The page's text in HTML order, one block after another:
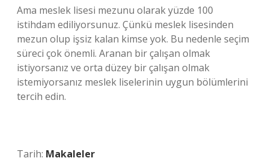
Ama meslek lisesi mezunu olarak yüzde 100
istihdam ediliyorsunuz. Çünkü meslek lisesinden
mezun olup işsiz kalan kimse yok. Bu nedenle seçim
süreci çok önemli. Aranan bir çalışan olmak
istiyorsanız ve orta düzey bir çalışan olmak
istemiyorsanız meslek liselerinin uygun bölümlerini
tercih edin.
Tarih: Makaleler